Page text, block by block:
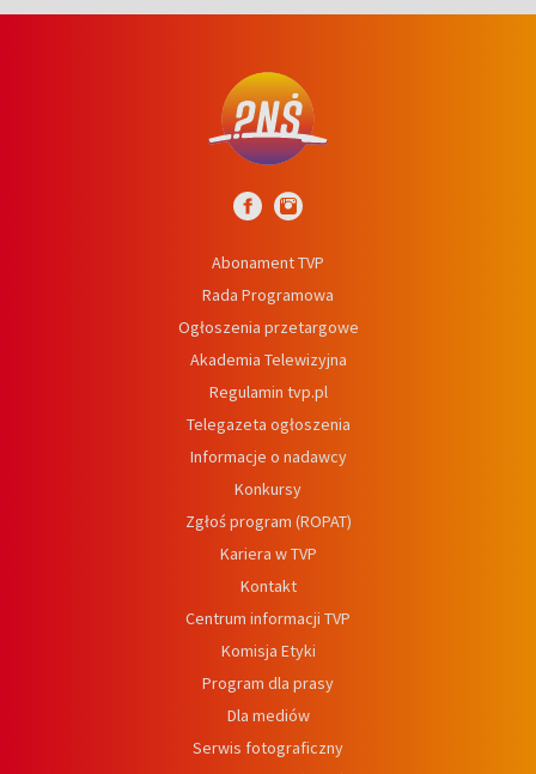
Abonament TVP
Rada Programowa
Ogłoszenia przetargowe
Akademia Telewizyjna
Regulamin tvp.pl
Telegazeta ogłoszenia
Informacje o nadawcy
Konkursy
Zgłoś program (ROPAT)
Kariera w TVP
Kontakt
Centrum informacji TVP
Komisja Etyki
Program dla prasy
Dla mediów
Serwis fotograficzny